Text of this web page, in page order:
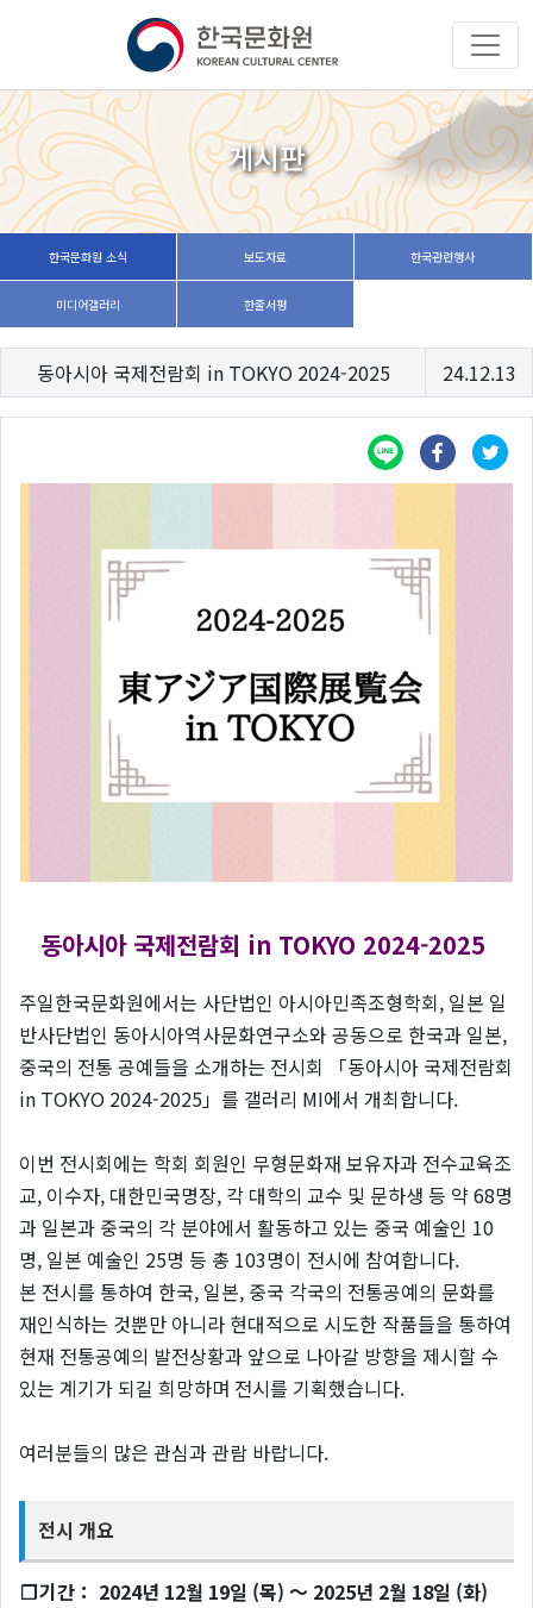
게시판
한국문화원 소식 보도자료 한국관련행사
미디어갤러리 한줄서평
동아시아 국제전람회 in TOKYO 2024-2025 24.12.13
동아시아 국제전람회 in TOKYO 2024-2025
주일한국문화원에서는 사단법인 아시아민족조형학회, 일본 일
반사단법인 동아시아역사문화연구소와 공동으로 한국과 일본,
중국의 전통 공예들을 소개하는 전시회 「동아시아 국제전람회
in TOKYO 2024-2025」를 갤러리 MI에서 개최합니다.
이번 전시회에는 학회 회원인 무형문화재 보유자과 전수교육조
교, 이수자, 대한민국명장, 각 대학의 교수 및 문하생 등 약 68명
과 일본과 중국의 각 분야에서 활동하고 있는 중국 예술인 10
명, 일본 예술인 25명 등 총 103명이 전시에 참여합니다.
본 전시를 통하여 한국, 일본, 중국 각국의 전통공예의 문화를
재인식하는 것뿐만 아니라 현대적으로 시도한 작품들을 통하여
현재 전통공예의 발전상황과 앞으로 나아갈 방향을 제시할 수
있는 계기가 되길 희망하며 전시를 기획했습니다.
여러분들의 많은 관심과 관람 바랍니다.
전시 개요
❐기간： 2024년 12월 19일 (목) ～ 2025년 2월 18일 (화)